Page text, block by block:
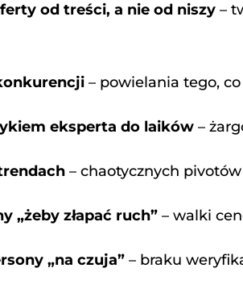
od treści, a nie od niszy –
– powielania tego,
eksperta do laików –
– chaotycznych
„żeby złapać ruch” – walki
„na czuja” – braku